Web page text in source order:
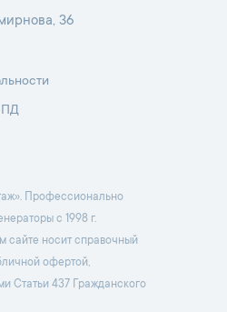
36
ПД
Профессионально
с 1998 г.
сайте носит справочный
офертой,
Статьи 437 Гражданского